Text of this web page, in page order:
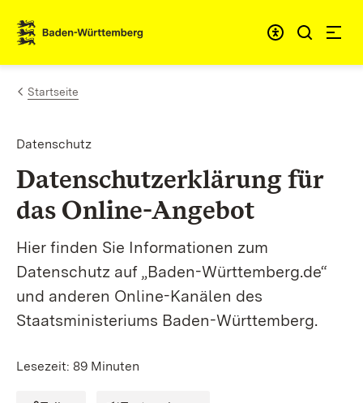
Zum Inhalt springen
Link zur Startseite
Startseite
Datenschutz
Datenschutzerklärung für
das Online-Angebot
Hier finden Sie Informationen zum
Datenschutz auf „Baden-Württemberg.de“
und anderen Online-Kanälen des
Staatsministeriums Baden-Württemberg.
Lesezeit: 89 Minuten